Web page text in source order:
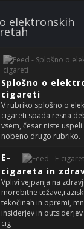
elektronskih
Splošno o
cigareti
V rubriko splošno o
cigareti spada resna
vsem, česar niste
nobeno drugo rubriko.
E-
cigareta in
Vplivi vejpanja na
morebitne
tekočinah in opremi,
insiderjev in outsiderjev
cig